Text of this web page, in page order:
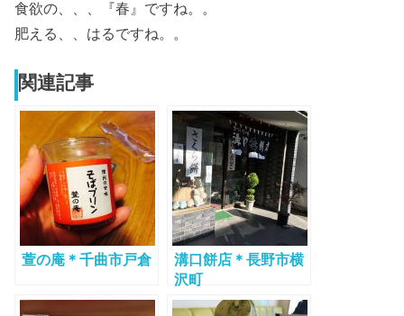
食欲の、、、『春』ですね。。
肥える、、はるですね。。
関連記事
萱の庵＊千曲市戸倉
溝口餅店＊長野市横
沢町